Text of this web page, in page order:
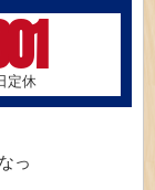
定休
っ